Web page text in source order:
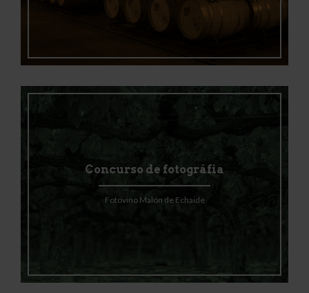
Concurso de fotográfia
Fotovino Malón de Echaide